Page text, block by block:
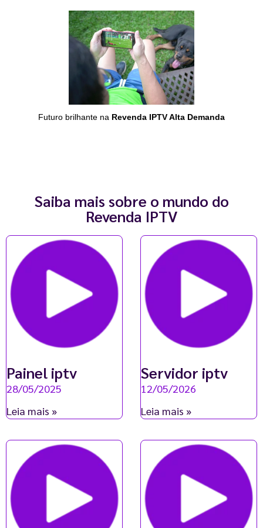
Futuro brilhante na Revenda IPTV Alta Demanda
Saiba mais sobre o mundo do
Revenda IPTV
Painel iptv
28/05/2025
Leia mais »
Servidor iptv
12/05/2026
Leia mais »